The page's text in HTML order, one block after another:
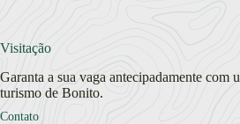
Visitação
Garanta a sua vaga antecipadamente com
turismo de Bonito.
Contato